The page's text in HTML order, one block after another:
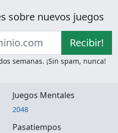
sobre nuevos juegos
Recibir!
semanas. ¡Sin spam, nunca!
Juegos Mentales
2048
Pasatiempos